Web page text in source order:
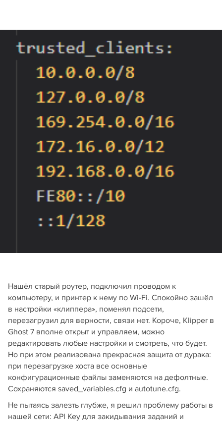
Нашёл старый роутер, подключил проводом к
компьютеру, и принтер к нему по Wi-Fi. Спокойно зашёл
в настройки «клиппера», поменял подсети,
перезагрузил для верности, связи нет. Короче, Klipper в
Ghost 7 вполне открыт и управляем, можно
редактировать любые настройки и смотреть, что будет.
Но при этом реализована прекрасная защита от дурака:
при перезагрузке хоста все основные
конфигурационные файлы заменяются на дефолтные.
Сохраняются saved_variables.cfg и autotune.cfg.
Не пытаясь залезть глубже, я решил проблему работы в
нашей сети: API Key для закидывания заданий и